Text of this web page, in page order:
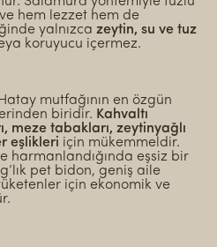
hem lezzet hem de
yalnızca zeytin, su ve tuz
koruyucu içermez.
mutfağının en özgün
biridir. Kahvaltı
meze tabakları, zeytinyağlı
eşlikleri için mükemmeldir.
harmanlandığında eşsiz bir
pet bidon, geniş aile
için ekonomik ve